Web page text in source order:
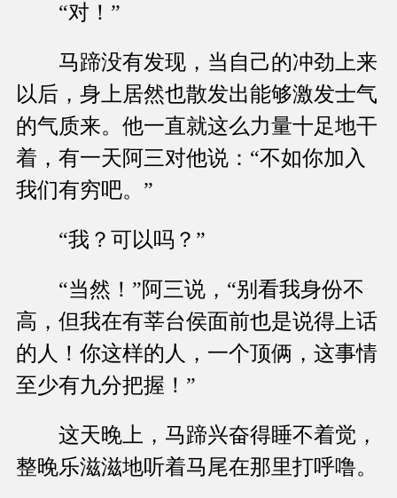
“对！”
马蹄没有发现，当自己的冲劲上来
以后，身上居然也散发出能够激发士气
的气质来。他一直就这么力量十足地干
着，有一天阿三对他说：“不如你加入
我们有穷吧。”
“我？可以吗？”
“当然！”阿三说，“别看我身份不
高，但我在有莘台侯面前也是说得上话
的人！你这样的人，一个顶俩，这事情
至少有九分把握！”
这天晚上，马蹄兴奋得睡不着觉，
整晚乐滋滋地听着马尾在那里打呼噜。